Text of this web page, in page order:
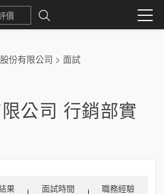
份有限公司 > 面試
公司 行銷部實
果 面試時間 職務經驗